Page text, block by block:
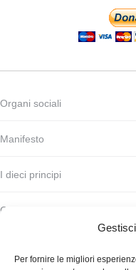
Per fornire le migliori
Organi sociali
Manifesto
I dieci principi
Codice deontologico